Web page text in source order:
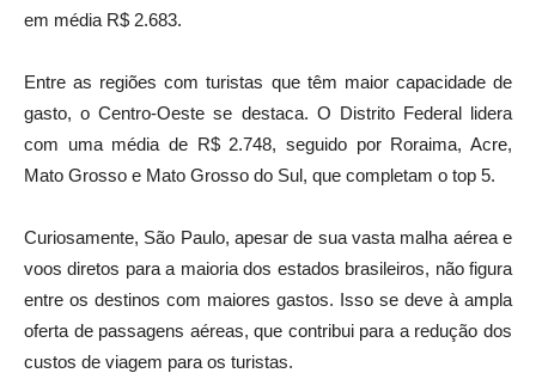
em média R$ 2.683.
Entre as regiões com turistas que têm maior capacidade de
gasto, o Centro-Oeste se destaca. O Distrito Federal lidera
com uma média de R$ 2.748, seguido por Roraima, Acre,
Mato Grosso e Mato Grosso do Sul, que completam o top 5.
Curiosamente, São Paulo, apesar de sua vasta malha aérea e
voos diretos para a maioria dos estados brasileiros, não figura
entre os destinos com maiores gastos. Isso se deve à ampla
oferta de passagens aéreas, que contribui para a redução dos
custos de viagem para os turistas.